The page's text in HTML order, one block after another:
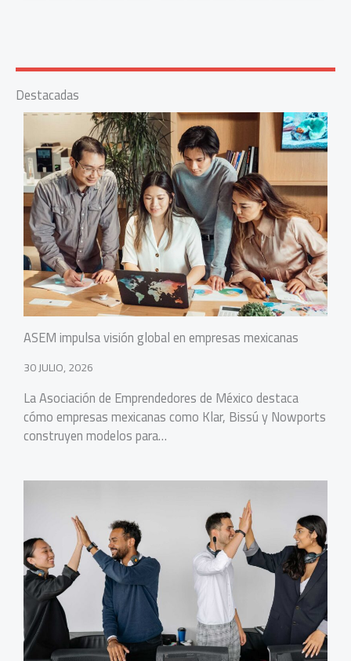
Destacadas
ASEM impulsa visión global en empresas mexicanas
30 JULIO, 2026
La Asociación de Emprendedores de México destaca
cómo empresas mexicanas como Klar, Bissú y Nowports
construyen modelos para…